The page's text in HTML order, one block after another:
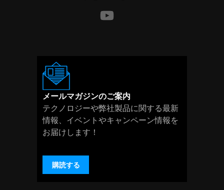
メールマガジンのご案内
テクノロジーや弊社製品に関する最新
情報、イベントやキャンペーン情報を
お届けします！
購読する